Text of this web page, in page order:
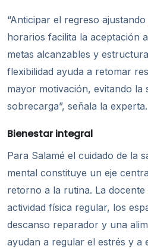
“Anticipar el regreso
horarios facilita la aceptación
metas alcanzables y
flexibilidad ayuda a retomar
mayor motivación, evitando la
sobrecarga”, señala la experta.
Bienestar integral
Para Salamé el cuidado de la
mental constituye un eje
retorno a la rutina. La docente
actividad física regular, los
descanso reparador y una
ayudan a regular el estrés y a